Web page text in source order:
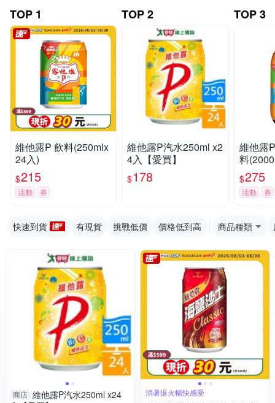
TOP 1
維他露P 飲料(250mlx
24入)
$215
活動 券
TOP 2
維他露P汽水250ml x2
4入【愛買】
$178
TOP 3
維他露
料
$275
活動 券
快速到貨 有現貨 挑戰低價 價格低到高 商品種類
商店 維他露P汽水250ml x24
消暑退火暢快感受